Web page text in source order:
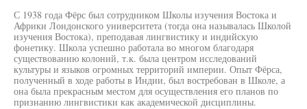
С 1938 года Фёрс был сотрудником Школы изучения Востока и
Африки Лондонского университета (тогда она называлась Школой
изучения Востока), преподавая лингвистику и индийскую
фонетику. Школа успешно работала во многом благодаря
существованию колоний, т.к. была центром исследований
культуры и языков огромных территорий империи. Опыт Фёрса,
полученный в ходе работы в Индии, был востребован в Школе, а
она была прекрасным местом для осуществления его планов по
признанию лингвистики как академической дисциплины.